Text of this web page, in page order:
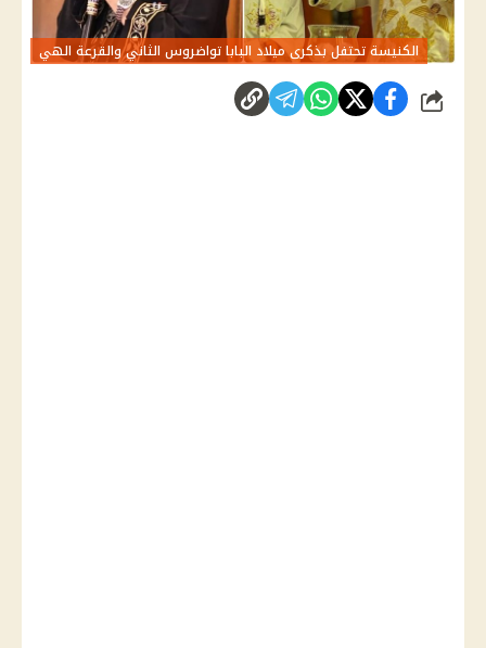
الكنيسة تحتفل بذكرى ميلاد البابا تواضروس الثاني والقرعة الهي
شارك